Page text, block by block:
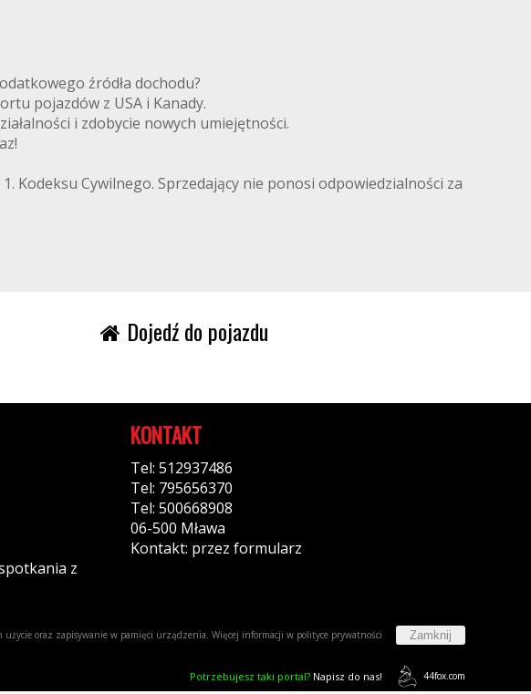
źródła dochodu?
pojazdów z USA i Kanady.
i zdobycie nowych umiejętności.
Cywilnego. Sprzedający nie ponosi odpowiedzialności za
Dojedź do pojazdu
z
KONTAKT
Tel: 512937486
Tel: 795656370
Tel: 500668908
06-500 Mława
Kontakt: przez formularz
oraz zapisywanie w pamięci urządzenia. Więcej informacji w polityce prywatności Zamknij
Potrzebujesz taki portal? Napisz do nas! 44fox.com